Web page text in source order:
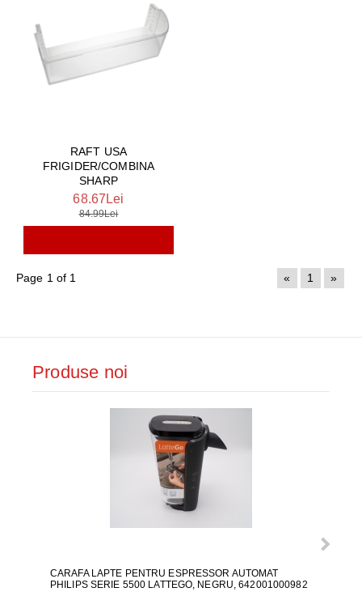
RAFT USA
FRIGIDER/COMBINA
SHARP
68.67Lei
84.99Lei
Page 1 of 1 « 1 »
Produse noi
CARAFA LAPTE PENTRU ESPRESSOR AUTOMAT
PHILIPS SERIE 5500 LATTEGO, NEGRU, 642001000982